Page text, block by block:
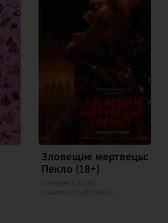
Зловещие мертвецы:
Пекло (18+)